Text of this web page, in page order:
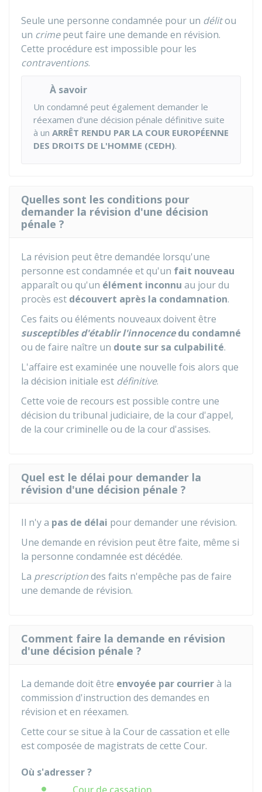
Seule une personne condamnée pour un délitou
un crimepeut faire une demande en révision.
Cette procédure est impossible pour les
contraventions.
À savoir
Un condamné peut également demander le
réexamen d'une décision pénale définitive suite
à un ARRÊT RENDU PAR LA COUR EUROPÉENNE
DES DROITS DE L'HOMME (CEDH).
Quelles sont les conditions pour
demander la révision d'une décision
pénale ?
La révision peut être demandée lorsqu'une
personne est condamnée et qu'un fait nouveau
apparaît ou qu'un élément inconnu au jour du
procès est découvert après la condamnation.
Ces faits ou éléments nouveaux doivent être
susceptibles d'établir l'innocencedu condamné
ou de faire naître un doute sur sa culpabilité.
L'affaire est examinée une nouvelle fois alors que
la décision initiale est définitive.
Cette voie de recours est possible contre une
décision du tribunal judiciaire, de la cour d'appel,
de la cour criminelle ou de la cour d'assises.
Quel est le délai pour demander la
révision d'une décision pénale ?
Il n'y a pas de délai pour demander une révision.
Une demande en révision peut être faite, même si
la personne condamnée est décédée.
La prescriptiondes faits n'empêche pas de faire
une demande de révision.
Comment faire la demande en révision
d'une décision pénale ?
La demande doit être envoyée par courrierà la
commission d'instruction des demandes en
révision et en réexamen.
Cette cour se situe à la Cour de cassation et elle
est composée de magistrats de cette Cour.
Où s'adresser ?